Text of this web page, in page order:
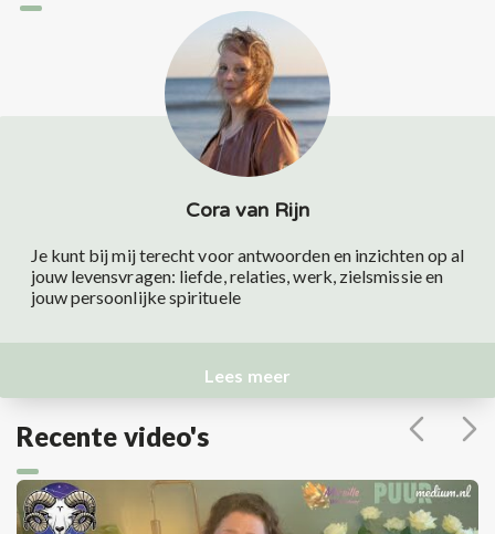
Cora van Rijn
Je kunt bij mij terecht voor antwoorden en inzichten op al
jouw levensvragen: liefde, relaties, werk, zielsmissie en
jouw persoonlijke spirituele
Lees meer
Recente video's